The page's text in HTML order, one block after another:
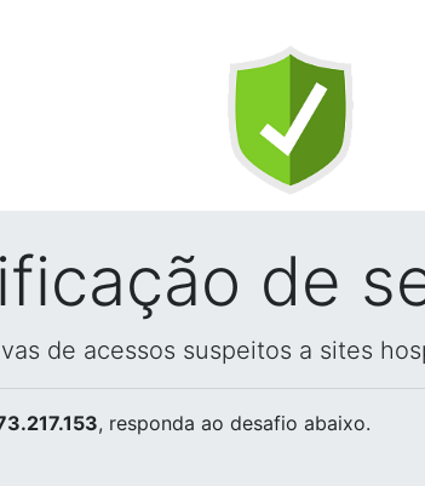
de
de acessos suspeitos a sites
, responda ao desafio abaixo.